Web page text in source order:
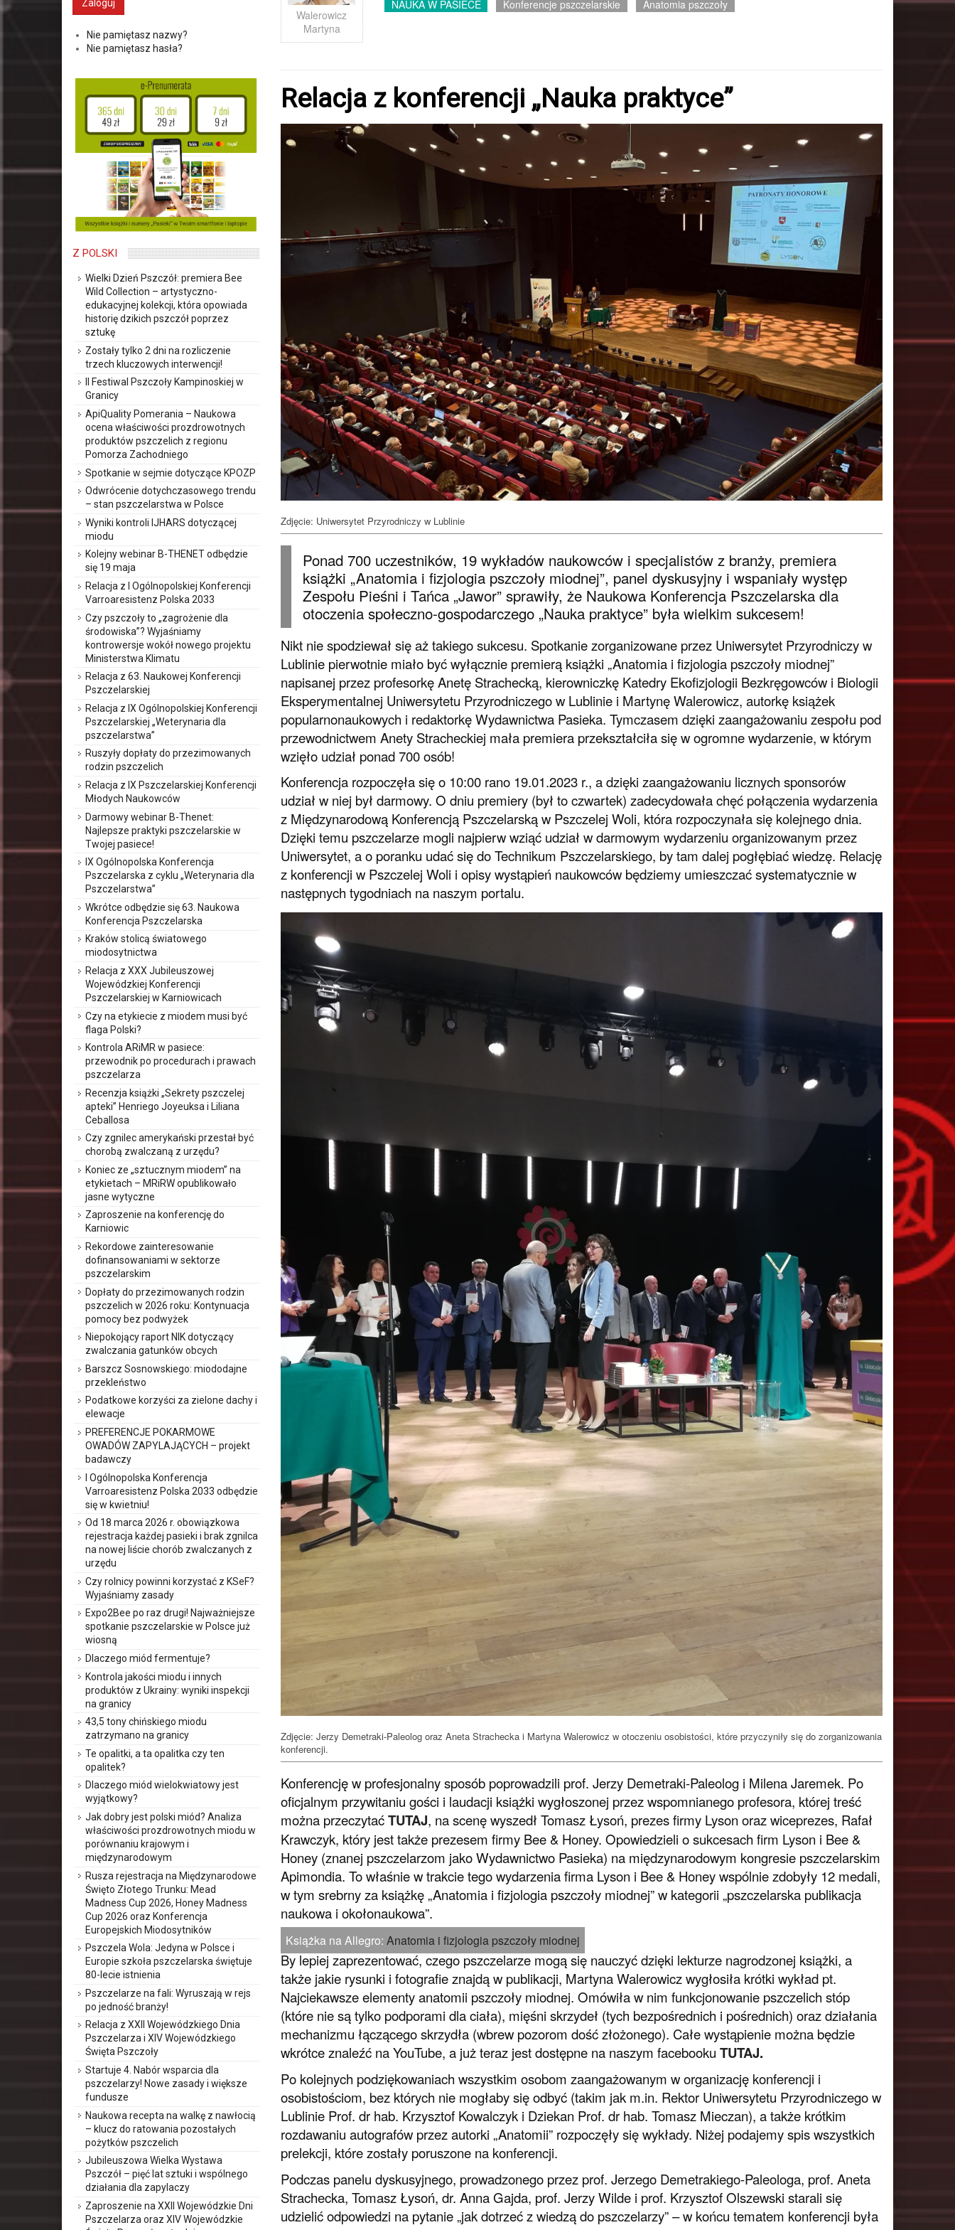
Walerowicz
Martyna
NAUKA W PASIECE Konferencje pszczelarskie Anatomia pszczoły
Relacja z konferencji „Nauka praktyce”
Zdjęcie: Uniwersytet Przyrodniczy w Lublinie
Ponad 700 uczestników, 19 wykładów naukowców i specjalistów z branży, premiera
książki „Anatomia i fizjologia pszczoły miodnej”, panel dyskusyjny i wspaniały występ
Zespołu Pieśni i Tańca „Jawor” sprawiły, że Naukowa Konferencja Pszczelarska dla
otoczenia społeczno-gospodarczego „Nauka praktyce” była wielkim sukcesem!
Nikt nie spodziewał się aż takiego sukcesu. Spotkanie zorganizowane przez Uniwersytet Przyrodniczy w
Lublinie pierwotnie miało być wyłącznie premierą książki „Anatomia i fizjologia pszczoły miodnej”
napisanej przez profesorkę Anetę Strachecką, kierowniczkę Katedry Ekofizjologii Bezkręgowców i Biologii
Eksperymentalnej Uniwersytetu Przyrodniczego w Lublinie i Martynę Walerowicz, autorkę książek
popularnonaukowych i redaktorkę Wydawnictwa Pasieka. Tymczasem dzięki zaangażowaniu zespołu pod
przewodnictwem Anety Stracheckiej mała premiera przekształciła się w ogromne wydarzenie, w którym
wzięło udział ponad 700 osób!
Konferencja rozpoczęła się o 10:00 rano 19.01.2023 r., a dzięki zaangażowaniu licznych sponsorów
udział w niej był darmowy. O dniu premiery (był to czwartek) zadecydowała chęć połączenia wydarzenia
z Międzynarodową Konferencją Pszczelarską w Pszczelej Woli, która rozpoczynała się kolejnego dnia.
Dzięki temu pszczelarze mogli najpierw wziąć udział w darmowym wydarzeniu organizowanym przez
Uniwersytet, a o poranku udać się do Technikum Pszczelarskiego, by tam dalej pogłębiać wiedzę. Relację
z konferencji w Pszczelej Woli i opisy wystąpień naukowców będziemy umieszczać systematycznie w
następnych tygodniach na naszym portalu.
Zdjęcie: Jerzy Demetraki-Paleolog oraz Aneta Strachecka i Martyna Walerowicz w otoczeniu osobistości, które przyczyniły się do zorganizowania
konferencji.
Konferencję w profesjonalny sposób poprowadzili prof. Jerzy Demetraki-Paleolog i Milena Jaremek. Po
oficjalnym przywitaniu gości i laudacji książki wygłoszonej przez wspomnianego profesora, której treść
można przeczytaćTUTAJ, na scenę wyszedł Tomasz Łysoń, prezes firmy Lyson oraz wiceprezes, Rafał
Krawczyk, który jest także prezesem firmy Bee & Honey. Opowiedzieli o sukcesach firm Lyson i Bee &
Honey (znanej pszczelarzom jako Wydawnictwo Pasieka) na międzynarodowym kongresie pszczelarskim
Apimondia. To właśnie w trakcie tego wydarzenia firma Lyson i Bee & Honey wspólnie zdobyły 12 medali,
w tym srebrny za książkę „Anatomia i fizjologia pszczoły miodnej” w kategorii „pszczelarska publikacja
naukowa i okołonaukowa”.
Książka na Allegro: Anatomia i fizjologia pszczoły miodnej
By lepiej zaprezentować, czego pszczelarze mogą się nauczyć dzięki lekturze nagrodzonej książki, a
także jakie rysunki i fotografie znajdą w publikacji, Martyna Walerowicz wygłosiła krótki wykład pt.
Najciekawsze elementy anatomii pszczoły miodnej. Omówiła w nim funkcjonowanie pszczelich stóp
(które nie są tylko podporami dla ciała), mięśni skrzydeł (tych bezpośrednich i pośrednich) oraz działania
mechanizmu łączącego skrzydła (wbrew pozorom dość złożonego). Całe wystąpienie można będzie
wkrótce znaleźć na YouTube, a już teraz jest dostępne na naszym facebooku TUTAJ.
Po kolejnych podziękowaniach wszystkim osobom zaangażowanym w organizację konferencji i
osobistościom, bez których nie mogłaby się odbyć (takim jak m.in. Rektor Uniwersytetu Przyrodniczego w
Lublinie Prof. dr hab. Krzysztof Kowalczyk i Dziekan Prof. dr hab. Tomasz Mieczan), a także krótkim
rozdawaniu autografów przez autorki „Anatomii” rozpoczęły się wykłady. Niżej podajemy spis wszystkich
prelekcji, które zostały poruszone na konferencji.
Podczas panelu dyskusyjnego, prowadzonego przez prof. Jerzego Demetrakiego-Paleologa, prof. Aneta
Strachecka, Tomasz Łysoń, dr. Anna Gajda, prof. Jerzy Wilde i prof. Krzysztof Olszewski starali się
udzielić odpowiedzi na pytanie „jak dotrzeć z wiedzą do pszczelarzy” – w końcu tematem konferencji była
Nie pamiętasz nazwy?
Nie pamiętasz hasła?
Z POLSKI
Wielki Dzień Pszczół: premiera Bee
Wild Collection – artystyczno-
edukacyjnej kolekcji, która opowiada
historię dzikich pszczół poprzez
sztukę
Zostały tylko 2 dni na rozliczenie
trzech kluczowych interwencji!
II Festiwal Pszczoły Kampinoskiej w
Granicy
ApiQuality Pomerania – Naukowa
ocena właściwości prozdrowotnych
produktów pszczelich z regionu
Pomorza Zachodniego
Spotkanie w sejmie dotyczące KPOZP
Odwrócenie dotychczasowego trendu
– stan pszczelarstwa w Polsce
Wyniki kontroli IJHARS dotyczącej
miodu
Kolejny webinar B-THENET odbędzie
się 19 maja
Relacja z I Ogólnopolskiej Konferencji
Varroaresistenz Polska 2033
Czy pszczoły to „zagrożenie dla
środowiska”? Wyjaśniamy
kontrowersje wokół nowego projektu
Ministerstwa Klimatu
Relacja z 63. Naukowej Konferencji
Pszczelarskiej
Relacja z IX Ogólnopolskiej Konferencji
Pszczelarskiej „Weterynaria dla
pszczelarstwa”
Ruszyły dopłaty do przezimowanych
rodzin pszczelich
Relacja z IX Pszczelarskiej Konferencji
Młodych Naukowców
Darmowy webinar B-Thenet:
Najlepsze praktyki pszczelarskie w
Twojej pasiece!
IX Ogólnopolska Konferencja
Pszczelarska z cyklu „Weterynaria dla
Pszczelarstwa”
Wkrótce odbędzie się 63. Naukowa
Konferencja Pszczelarska
Kraków stolicą światowego
miodosytnictwa
Relacja z XXX Jubileuszowej
Wojewódzkiej Konferencji
Pszczelarskiej w Karniowicach
Czy na etykiecie z miodem musi być
flaga Polski?
Kontrola ARiMR w pasiece:
przewodnik po procedurach i prawach
pszczelarza
Recenzja książki „Sekrety pszczelej
apteki” Henriego Joyeuksa i Liliana
Ceballosa
Czy zgnilec amerykański przestał być
chorobą zwalczaną z urzędu?
Koniec ze „sztucznym miodem” na
etykietach – MRiRW opublikowało
jasne wytyczne
Zaproszenie na konferencję do
Karniowic
Rekordowe zainteresowanie
dofinansowaniami w sektorze
pszczelarskim
Dopłaty do przezimowanych rodzin
pszczelich w 2026 roku: Kontynuacja
pomocy bez podwyżek
Niepokojący raport NIK dotyczący
zwalczania gatunków obcych
Barszcz Sosnowskiego: miododajne
przekleństwo
Podatkowe korzyści za zielone dachy i
elewacje
PREFERENCJE POKARMOWE
OWADÓW ZAPYLAJĄCYCH – projekt
badawczy
I Ogólnopolska Konferencja
Varroaresistenz Polska 2033 odbędzie
się w kwietniu!
Od 18 marca 2026 r. obowiązkowa
rejestracja każdej pasieki i brak zgnilca
na nowej liście chorób zwalczanych z
urzędu
Czy rolnicy powinni korzystać z KSeF?
Wyjaśniamy zasady
Expo2Bee po raz drugi! Najważniejsze
spotkanie pszczelarskie w Polsce już
wiosną
Dlaczego miód fermentuje?
Kontrola jakości miodu i innych
produktów z Ukrainy: wyniki inspekcji
na granicy
43,5 tony chińskiego miodu
zatrzymano na granicy
Te opalitki, a ta opalitka czy ten
opalitek?
Dlaczego miód wielokwiatowy jest
wyjątkowy?
Jak dobry jest polski miód? Analiza
właściwości prozdrowotnych miodu w
porównaniu krajowym i
międzynarodowym
Rusza rejestracja na Międzynarodowe
Święto Złotego Trunku: Mead
Madness Cup 2026, Honey Madness
Cup 2026 oraz Konferencja
Europejskich Miodosytników
Pszczela Wola: Jedyna w Polsce i
Europie szkoła pszczelarska świętuje
80-lecie istnienia
Pszczelarze na fali: Wyruszają w rejs
po jedność branży!
Relacja z XXII Wojewódzkiego Dnia
Pszczelarza i XIV Wojewódzkiego
Święta Pszczoły
Startuje 4. Nabór wsparcia dla
pszczelarzy! Nowe zasady i większe
fundusze
Naukowa recepta na walkę z nawłocią
– klucz do ratowania pozostałych
pożytków pszczelich
Jubileuszowa Wielka Wystawa
Pszczół – pięć lat sztuki i wspólnego
działania dla zapylaczy
Zaproszenie na XXII Wojewódzkie Dni
Pszczelarza oraz XIV Wojewódzkie